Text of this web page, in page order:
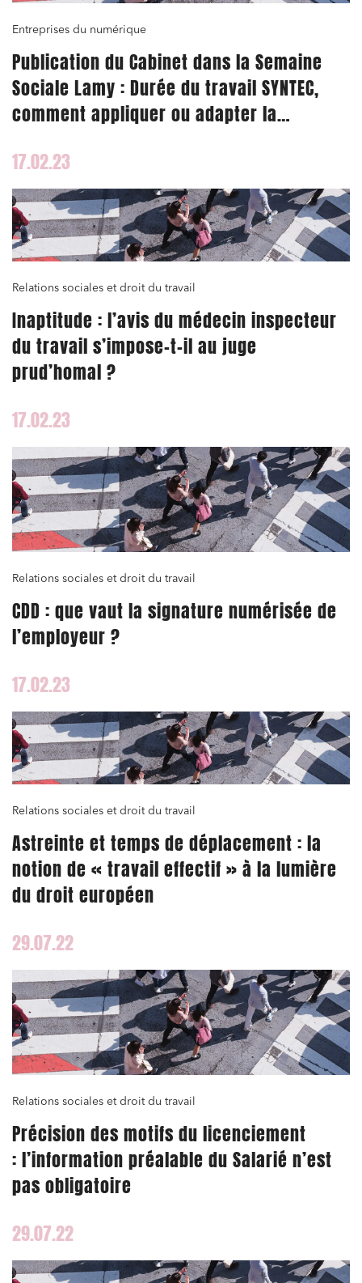
Entreprises du numérique
Publication du Cabinet dans la Semaine
Sociale Lamy : Durée du travail SYNTEC,
comment appliquer ou adapter la
missions » ?
17.02.23
Relations sociales et droit du travail
Inaptitude : l’avis du médecin inspecteur
du travail s’impose-t-il au juge
prud’homal ?
17.02.23
Relations sociales et droit du travail
CDD : que vaut la signature numérisée de
l’employeur ?
17.02.23
Relations sociales et droit du travail
Astreinte et temps de déplacement : la
notion de « travail effectif » à la lumière
du droit européen
29.07.22
Relations sociales et droit du travail
Précision des motifs du licenciement
: l’information préalable du Salarié n’est
pas obligatoire
29.07.22
Relations commerciales et contrats
Associations et acteurs de l’économie sociale et
solidaire
Media et édition
Immobilier et habitat
Entreprises du numérique
Règlement des litiges